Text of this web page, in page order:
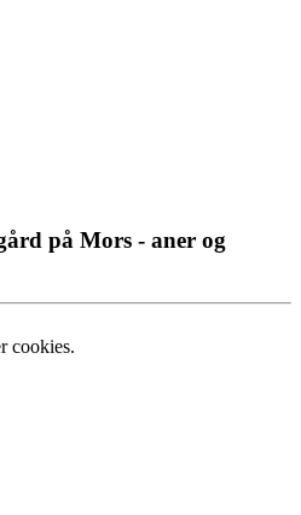
på Mors - aner og
cookies.